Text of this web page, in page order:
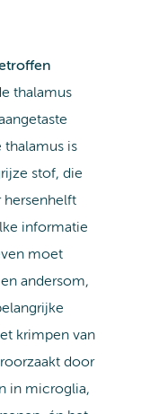
thalamus
thalamus is
stof, die
hersenhelft
informatie
moet
andersom,
krimpen van
door
in microglia,